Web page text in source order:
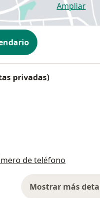
Ampliar
se
privadas)
de teléfono
Mostrar mássobre